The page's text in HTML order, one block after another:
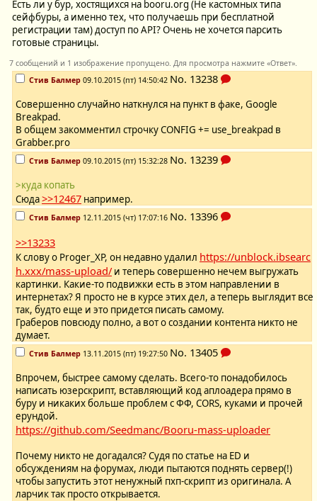
Есть ли у бур, хостящихся на booru.org (Не кастомных типа
сейфбуры, а именно тех, что получаешь при бесплатной
регистрации там) доступ по API? Очень не хочется парсить
готовые страницы.
7 сообщений и 1 изображение пропущено. Для просмотра нажмите «Ответ».
Стив Балмер 09.10.2015 (пт) 14:50:42 No. 13238
Совершенно случайно наткнулся на пункт в факе, Google
Breakpad.
В общем закомментил строчку CONFIG += use_breakpad в
Grabber.pro
Стив Балмер 09.10.2015 (пт) 15:32:28 No. 13239
>куда копать
Сюда>>12467 например.
Стив Балмер 12.11.2015 (чт) 17:07:16 No. 13396
>>13233
К слову о Proger_XP, он недавно удалил https://unblock.ibsearc
h.xxx/mass-upload/и теперь совершенно нечем выгружать
картинки. Какие-то подвижки есть в этом направлении в
интернетах? Я просто не в курсе этих дел, а теперь выглядит все
так, будто еще и это придется писать самому.
Граберов повсюду полно, а вот о создании контента никто не
думает.
Стив Балмер 13.11.2015 (пт) 19:27:50 No. 13405
Впрочем, быстрее самому сделать. Всего-то понадобилось
написать юзерскрипт, вставляющий код аплоадера прямо в
буру и никаких больше проблем с ФФ, CORS, куками и прочей
ерундой.
https://github.com/Seedmanc/Booru-mass-uploader
Почему никто не догадался? Судя по статье на ED и
обсуждениям на форумах, люди пытаются поднять сервер(!)
чтобы запустить этот ненужный пхп-скрипт из оригинала. А
ларчик так просто открывается.